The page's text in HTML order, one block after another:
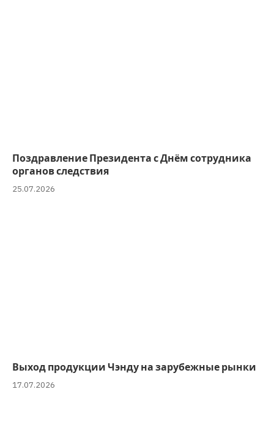
Поздравление Президента с Днём сотрудника
органов следствия
25.07.2026
Выход продукции Чэнду на зарубежные рынки
17.07.2026